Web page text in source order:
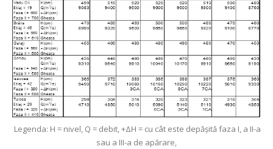
Legenda: H = nivel, Q = debit, +ΔH = cu cât este depăşită faza I, a II-a
sau a III-a de apărare,